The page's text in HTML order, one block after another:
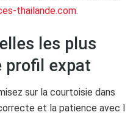
thailande.com.
les plus
profil expat
sur la courtoisie dans
et la patience avec l